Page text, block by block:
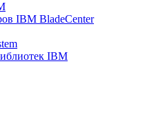
IBM BladeCenter
IBM